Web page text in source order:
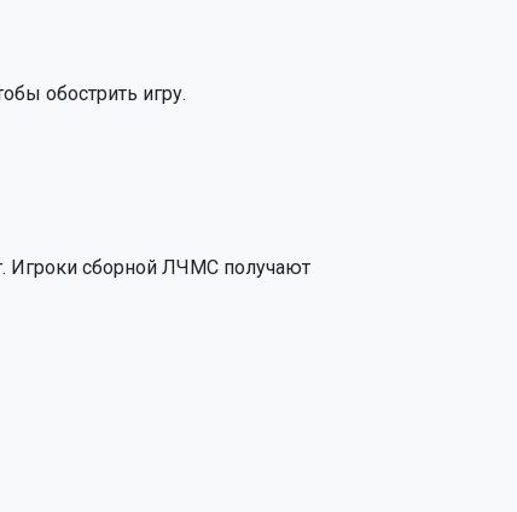
обострить игру.
Игроки сборной ЛЧМС получают